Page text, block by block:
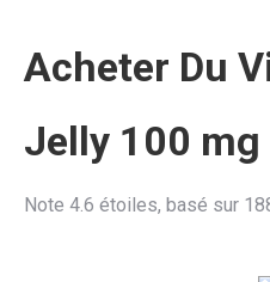
Acheter Du
Jelly 100 mg
Note 4.6 étoiles, basé sur